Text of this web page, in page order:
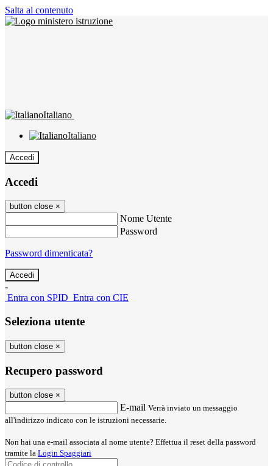
Salta al contenuto
Italiano
Italiano
Accedi
Accedi
button close ×
Nome Utente
Password
Password dimenticata?
-
Entra con SPID Entra con CIE
Seleziona utente
button close ×
Recupero password
button close ×
E-mail Verrà inviato un messaggio
all'indirizzo indicato con le istruzioni necessarie.
Non hai una e-mail associata al nome utente? Effettua il reset della password
tramite la Login Spaggiari